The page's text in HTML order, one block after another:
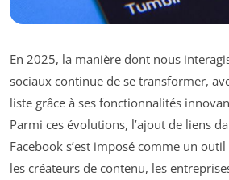
En 2025, la manière dont nous
sociaux continue de se transformer,
liste grâce à ses fonctionnalités
Parmi ces évolutions, l’ajout de liens
Facebook s’est imposé comme un
les créateurs de contenu, les